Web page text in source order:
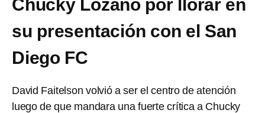
Chucky Lozano por llorar en
su presentación con el San
Diego FC
David Faitelson volvió a ser el centro de atención
luego de que mandara una fuerte crítica a Chucky